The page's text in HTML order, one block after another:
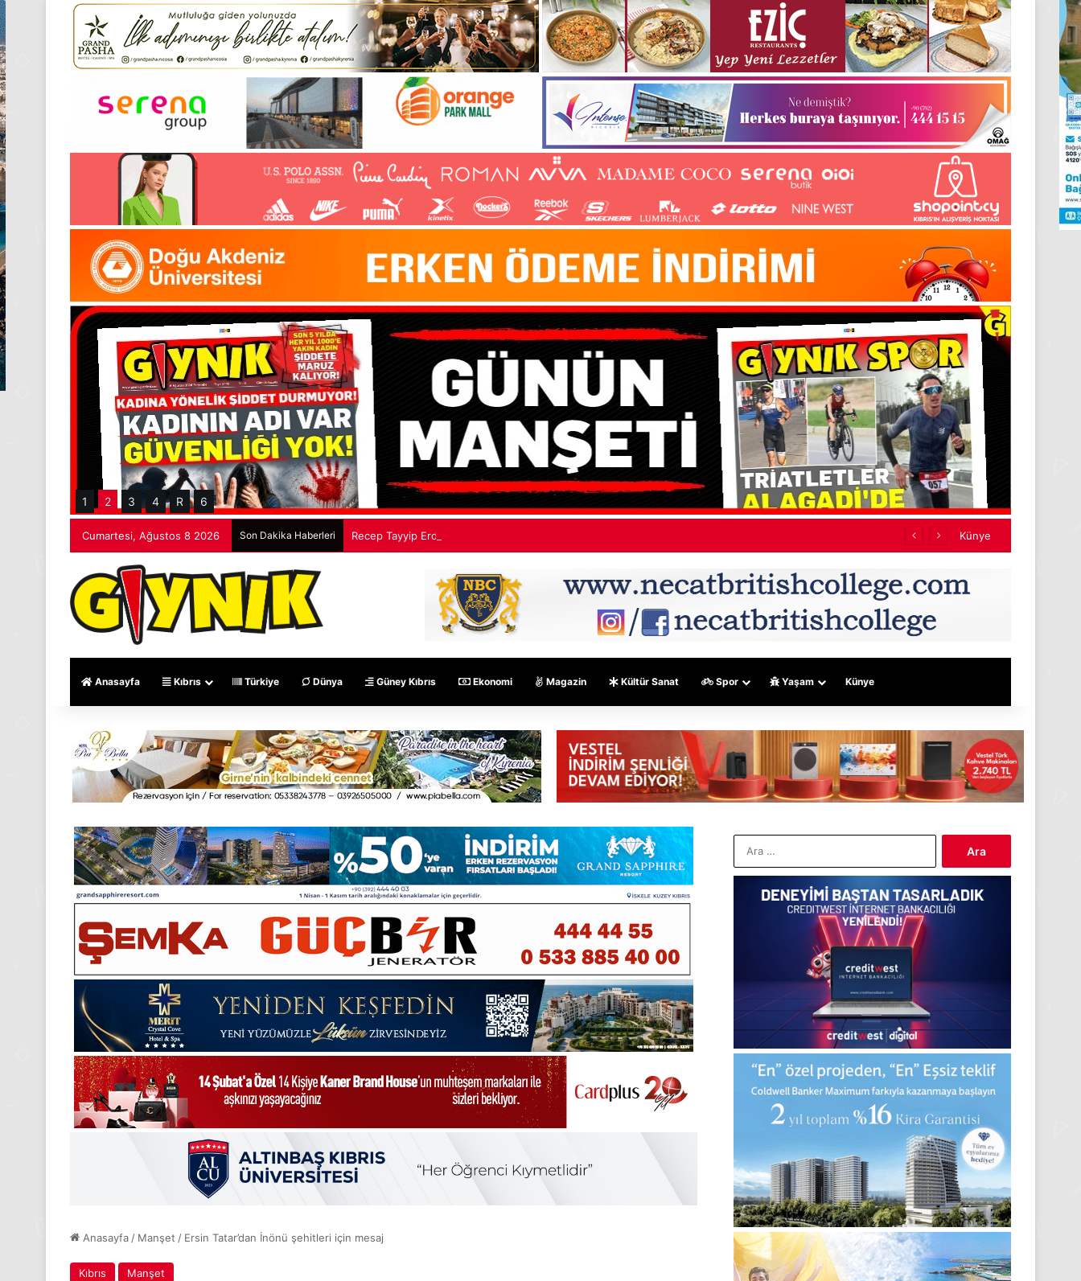
1 2 3 4 R 6
Cumartesi, Ağustos 8 2026 Son Dakika Haberleri Recep Tayyip Erdoğan: Mekke Ortak Savunma Anlaşması hiçbir ülkeyi hedef almıyor Künye
Anasayfa Kıbrıs Türkiye Dünya Güney Kıbrıs Ekonomi Magazin Kültür Sanat Spor Yaşam Künye
Anasayfa / Manşet / Ersin Tatar’dan İnönü şehitleri için mesaj
Kıbrıs Manşet